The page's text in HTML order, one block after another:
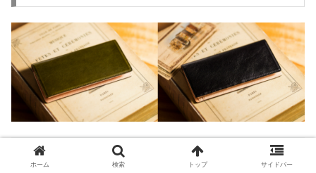
項目
マットーネ・サンクロセラ
価格
ホーム 検索 トップ サイドバー